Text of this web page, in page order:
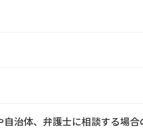
治体、弁護士に相談する場合